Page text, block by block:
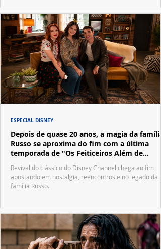
Depois de quase 20 anos, a magia da família
Russo se aproxima do fim com a última
temporada de "Os Feiticeiros Além de
Revival do clássico do Disney Channel chega ao fim
apostando em nostalgia, reencontros e no legado da
família Russo.
ESPECIAL DISNEY